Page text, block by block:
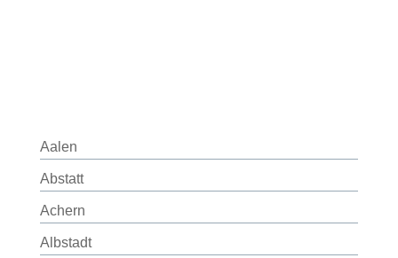
Aalen
Abstatt
Achern
Albstadt